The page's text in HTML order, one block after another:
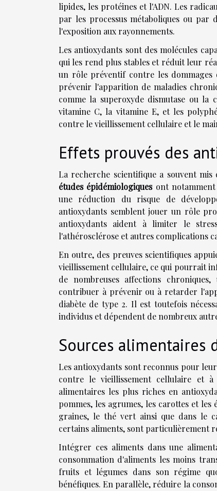
lipides, les protéines et l'ADN. Les
par les processus métaboliques ou par
l'exposition aux rayonnements.
Les antioxydants sont des molécules
qui les rend plus stables et réduit leur
un rôle préventif contre les
prévenir l'apparition de maladies
comme la superoxyde dismutase ou la
vitamine C, la vitamine E, et les
contre le vieillissement cellulaire et le
Effets prouvés des
La recherche scientifique a souvent
études épidémiologiquesont notamment
une réduction du risque de
antioxydants semblent jouer un rôle
antioxydants aident à limiter le
l'athérosclérose et autres complications
En outre, des preuves scientifiques
vieillissement cellulaire, ce qui pourrait
de nombreuses affections
contribuer à prévenir ou à retarder
diabète de type 2. Il est toutefois
individus et dépendent de nombreux
Sources alimentaires
Les antioxydants sont reconnus pour
contre le vieillissement cellulaire et
alimentaires les plus riches en
pommes, les agrumes, les carottes et
graines, le thé vert ainsi que dans le
certains aliments, sont particulièrement
Intégrer ces aliments dans une
consommation d'aliments les moins
fruits et légumes dans son régime
bénéfiques. En parallèle, réduire la